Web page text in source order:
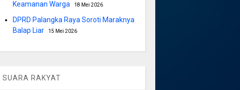
Keamanan Warga
18 Mei 2026
DPRD Palangka Raya Soroti Maraknya
Balap Liar
15 Mei 2026
SUARA RAKYAT